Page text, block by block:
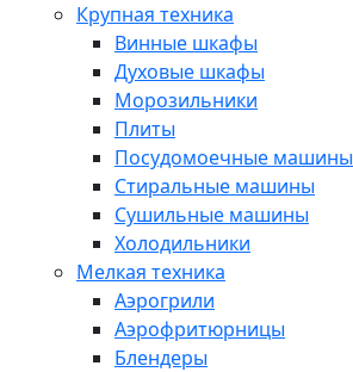
Крупная техника
Винные шкафы
Духовые шкафы
Морозильники
Плиты
Посудомоечные машины
Стиральные машины
Сушильные машины
Холодильники
Мелкая техника
Аэрогрили
Аэрофритюрницы
Блендеры